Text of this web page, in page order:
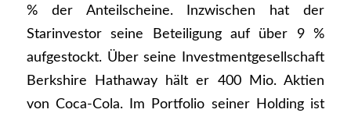
% der Anteilscheine. Inzwischen hat der
Starinvestor seine Beteiligung auf über 9 %
aufgestockt. Über seine Investmentgesellschaft
Berkshire Hathaway hält er 400 Mio. Aktien
von Coca-Cola. Im Portfolio seiner Holding ist